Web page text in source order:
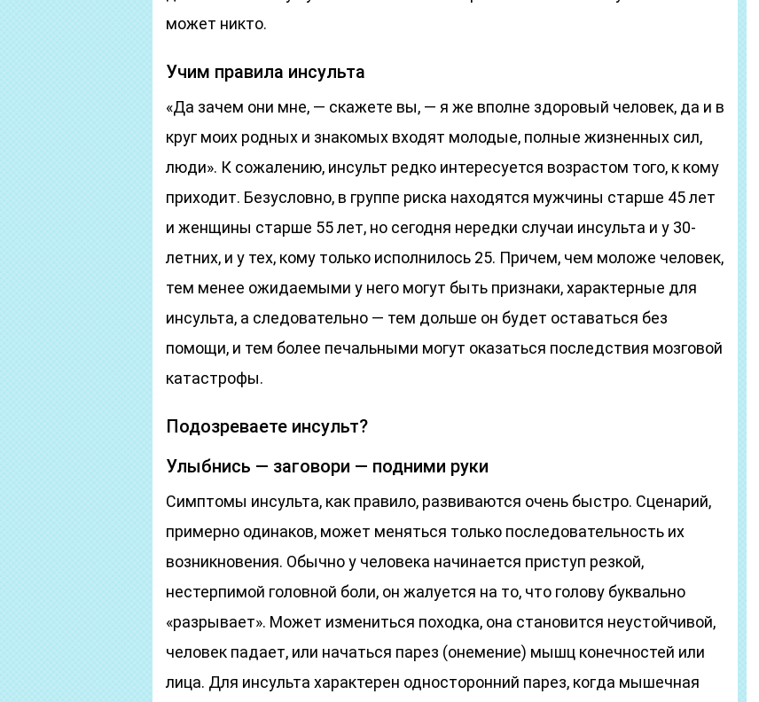
может никто.
Учим правила инсульта
«Да зачем они мне, — скажете вы, — я же вполне здоровый человек, да и в
круг моих родных и знакомых входят молодые, полные жизненных сил,
люди». К сожалению, инсульт редко интересуется возрастом того, к кому
приходит. Безусловно, в группе риска находятся мужчины старше 45 лет
и женщины старше 55 лет, но сегодня нередки случаи инсульта и у 30-
летних, и у тех, кому только исполнилось 25. Причем, чем моложе человек,
тем менее ожидаемыми у него могут быть признаки, характерные для
инсульта, а следовательно — тем дольше он будет оставаться без
помощи, и тем более печальными могут оказаться последствия мозговой
катастрофы.
Подозреваете инсульт?
Улыбнись — заговори — подними руки
Симптомы инсульта, как правило, развиваются очень быстро. Сценарий,
примерно одинаков, может меняться только последовательность их
возникновения. Обычно у человека начинается приступ резкой,
нестерпимой головной боли, он жалуется на то, что голову буквально
«разрывает». Может измениться походка, она становится неустойчивой,
человек падает, или начаться парез (онемение) мышц конечностей или
лица. Для инсульта характерен односторонний парез, когда мышечная